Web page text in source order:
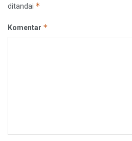
ditandai *
Komentar *